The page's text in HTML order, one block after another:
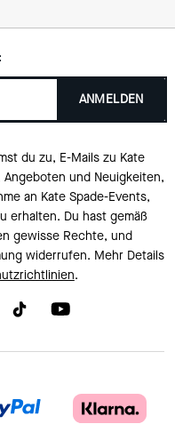
ANMELDEN
du zu, E-Mails zu Kate
Angeboten und Neuigkeiten,
an Kate Spade-Events,
erhalten. Du hast gemäß
gewisse Rechte, und
widerrufen. Mehr Details
.